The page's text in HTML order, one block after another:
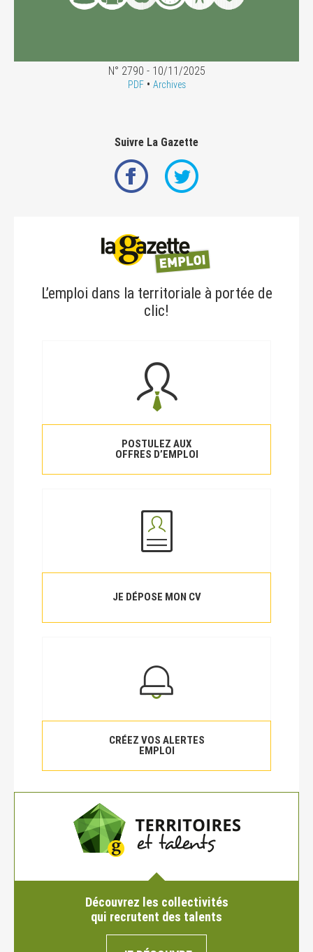
N° 2790 - 10/11/2025
PDF• Archives
Suivre La Gazette
L’emploi dans la territoriale à portée de
clic!
POSTULEZ AUX
OFFRES D’EMPLOI
JE DÉPOSE MON CV
CRÉEZ VOS ALERTES
EMPLOI
Découvrez les collectivités
qui recrutent des talents